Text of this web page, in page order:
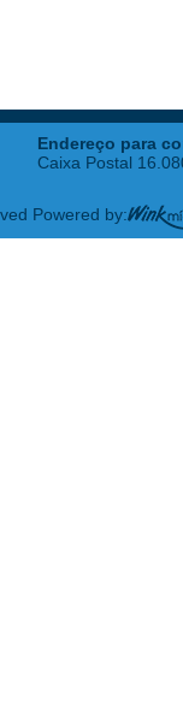
Endereço para
Caixa Postal
Powered by: